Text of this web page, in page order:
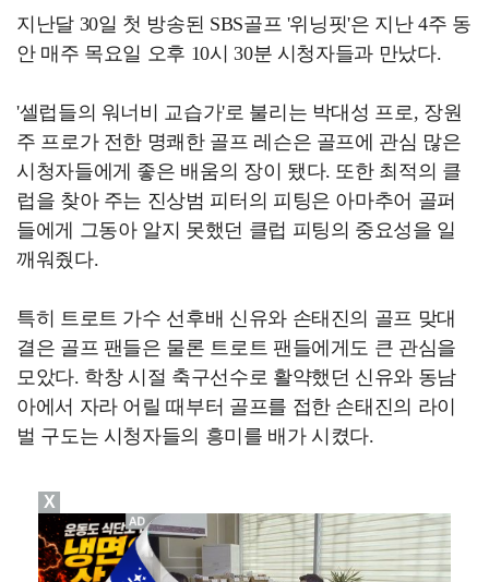
지난달 30일 첫 방송된 SBS골프 '위닝핏'은 지난 4주 동
안 매주 목요일 오후 10시 30분 시청자들과 만났다.
'셀럽들의 워너비 교습가'로 불리는 박대성 프로, 장원
주 프로가 전한 명쾌한 골프 레슨은 골프에 관심 많은
시청자들에게 좋은 배움의 장이 됐다. 또한 최적의 클
럽을 찾아 주는 진상범 피터의 피팅은 아마추어 골퍼
들에게 그동아 알지 못했던 클럽 피팅의 중요성을 일
깨워줬다.
특히 트로트 가수 선후배 신유와 손태진의 골프 맞대
결은 골프 팬들은 물론 트로트 팬들에게도 큰 관심을
모았다. 학창 시절 축구선수로 활약했던 신유와 동남
아에서 자라 어릴 때부터 골프를 접한 손태진의 라이
벌 구도는 시청자들의 흥미를 배가 시켰다.
X